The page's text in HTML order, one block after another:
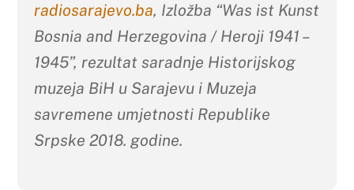
radiosarajevo.ba, Izložba “Was ist Kunst
Bosnia and Herzegovina / Heroji 1941 –
1945”, rezultat saradnje Historijskog
muzeja BiH u Sarajevu i Muzeja
savremene umjetnosti Republike
Srpske 2018. godine.